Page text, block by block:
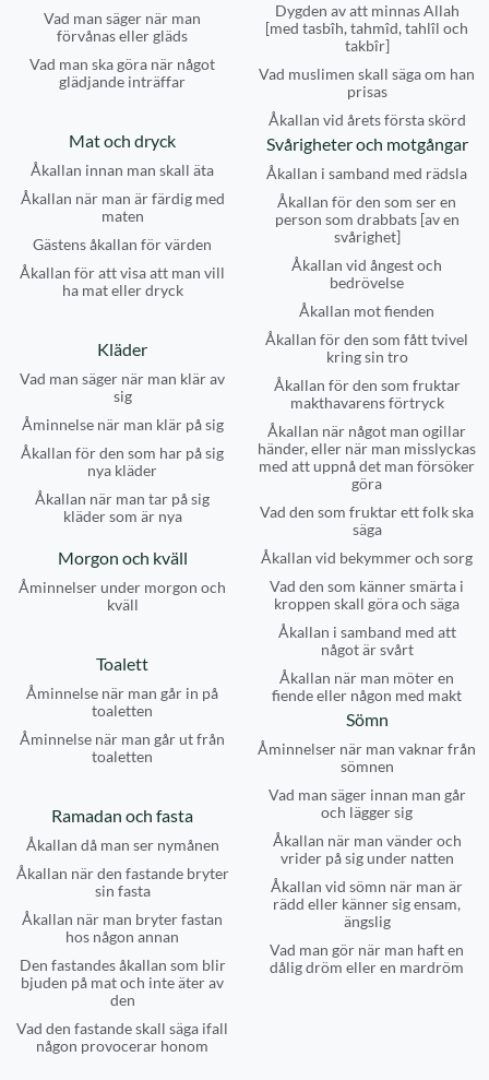
Dygden av att minnas Allah
[med tasbîh, tahmîd, tahlîl och
takbîr]
Vad muslimen skall säga om han
prisas
Åkallan vid årets första skörd
Vad man säger när man
förvånas eller gläds
Vad man ska göra när något
glädjande inträffar
Mat och dryck
Åkallan innan man skall äta
Åkallan när man är färdig med
maten
Gästens åkallan för värden
Åkallan för att visa att man vill
ha mat eller dryck
Svårigheter och motgångar
Åkallan i samband med rädsla
Åkallan för den som ser en
person som drabbats [av en
svårighet]
Åkallan vid ångest och
bedrövelse
Åkallan mot fienden
Åkallan för den som fått tvivel
kring sin tro
Åkallan för den som fruktar
makthavarens förtryck
Åkallan när något man ogillar
händer, eller när man misslyckas
med att uppnå det man försöker
göra
Vad den som fruktar ett folk ska
säga
Åkallan vid bekymmer och sorg
Vad den som känner smärta i
kroppen skall göra och säga
Åkallan i samband med att
något är svårt
Åkallan när man möter en
fiende eller någon med makt
Kläder
Vad man säger när man klär av
sig
Åminnelse när man klär på sig
Åkallan för den som har på sig
nya kläder
Åkallan när man tar på sig
kläder som är nya
Morgon och kväll
Åminnelser under morgon och
kväll
Toalett
Åminnelse när man går in på
toaletten
Åminnelse när man går ut från
toaletten
Sömn
Åminnelser när man vaknar från
sömnen
Vad man säger innan man går
och lägger sig
Åkallan när man vänder och
vrider på sig under natten
Åkallan vid sömn när man är
rädd eller känner sig ensam,
ängslig
Vad man gör när man haft en
dålig dröm eller en mardröm
Ramadan och fasta
Åkallan då man ser nymånen
Åkallan när den fastande bryter
sin fasta
Åkallan när man bryter fastan
hos någon annan
Den fastandes åkallan som blir
bjuden på mat och inte äter av
den
Vad den fastande skall säga ifall
någon provocerar honom